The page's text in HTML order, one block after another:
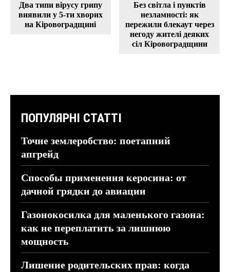
Два типи вірусу грипу
виявили у 5-ти хворих
на Кіровоградщині
Без світла і пунктів
незламності: як
пережили блекаут через
негоду жителі деяких
сіл Кіровоградщини
ПОПУЛЯРНІ СТАТТІ
Точне землеробство: поетапний
апгрейд
Способы применения керосина: от
дачной грядки до авиации
Газонокосилка для маленького газона:
как не переплатить за лишнюю
мощность
Лишение родительских прав: когда